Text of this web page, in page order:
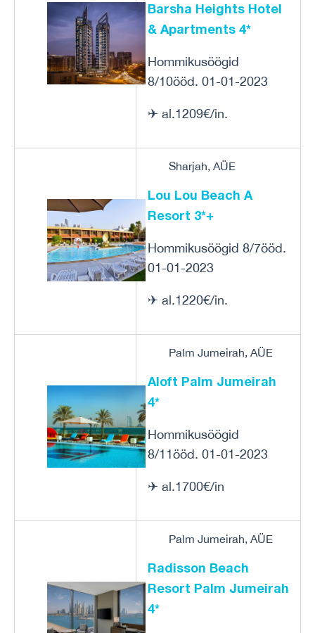
Barsha Heights Hotel
& Apartments 4*
Hommikusöögid
8/10ööd. 01-01-2023
✈ al.1209€/in.
Sharjah, AÜE
Lou Lou Beach A
Resort 3*+
Hommikusöögid 8/7ööd.
01-01-2023
✈ al.1220€/in.
Palm Jumeirah, AÜE
Aloft Palm Jumeirah
4*
Hommikusöögid
8/11ööd. 01-01-2023
✈ al.1700€/in
Palm Jumeirah, AÜE
Radisson Beach
Resort Palm Jumeirah
4*